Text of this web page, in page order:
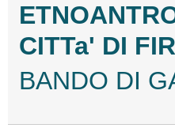
CITTa' DI
BANDO DI